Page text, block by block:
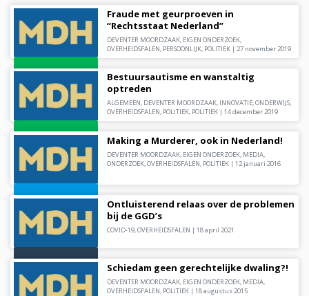
Fraude met geurproeven in
“Rechtsstaat Nederland”
DEVENTER MOORDZAAK, EIGEN ONDERZOEK,
OVERHEIDSFALEN PERSOONLIJK, POLITIEK| 27 november 2019
Bestuursautisme en wanstaltig
optreden
ALGEMEEN, DEVENTER MOORDZAAK, INNOVATIE,ONDERWIJS,
OVERHEIDSFALEN, POLITIEK, POLITIEK| 14 december 2019
Making a Murderer, ook in Nederland!
DEVENTER MOORDZAAK, EIGEN ONDERZOEK, MEDIA,
ONDERZOEK,OVERHEIDSFALEN, POLITIEK| 12 januari 2016
Ontluisterend relaas over de problemen
bij de GGD’s
COVID-19,OVERHEIDSFALEN | 18 april 2021
Schiedam geen gerechtelijke dwaling?!
DEVENTER MOORDZAAK, EIGEN ONDERZOEK, MEDIA,
OVERHEIDSFALEN POLITIEK| 18 augustus 2015